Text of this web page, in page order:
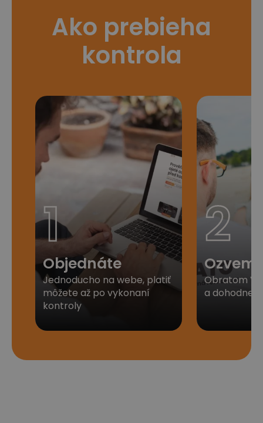
Ako prebieha
kontrola
1
Objednáte
Jednoducho na webe, platiť
môžete až po vykonaní
kontroly
2
Obratom
a